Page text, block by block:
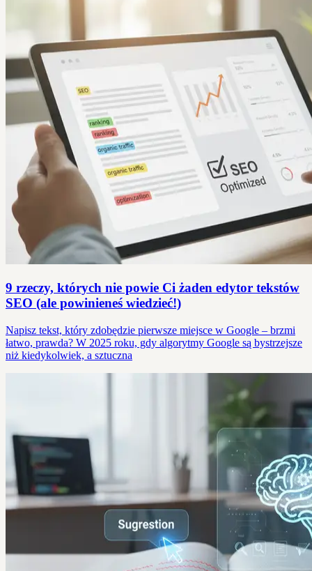
9 rzeczy, których nie powie Ci żaden edytor tekstów
SEO (ale powinieneś wiedzieć!)
Napisz tekst, który zdobędzie pierwsze miejsce w Google – brzmi
łatwo, prawda? W 2025 roku, gdy algorytmy Google są bystrzejsze
niż kiedykolwiek, a sztuczna